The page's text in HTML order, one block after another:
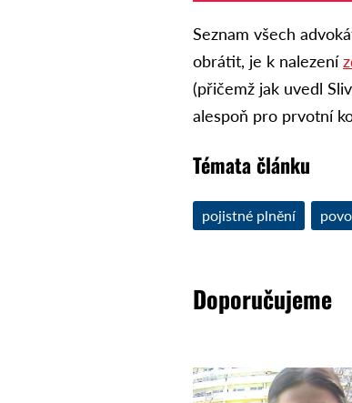
Seznam všech
obrátit, je k nalezení
(přičemž jak uvedl
alespoň pro prvotní
Témata článku
pojistné plnění
Doporučujeme